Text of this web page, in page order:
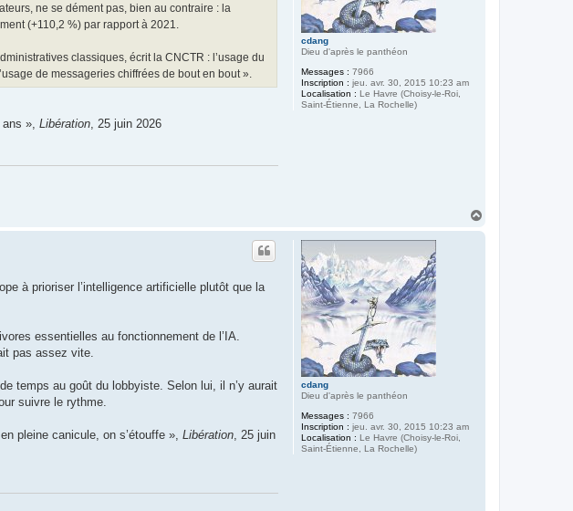
cdang
Dieu d'après le panthéon
Messages : 7966
Inscription : jeu. avr. 30, 2015 10:23 am
Localisation : Le Havre (Choisy-le-Roi,
Saint-Étienne, La Rochelle)
ne se dément pas, bien au contraire : la
(+110,2 %) par rapport à 2021.
classiques, écrit la CNCTR : l’usage du
de messageries chiffrées de bout en bout ».
», Libération , 25 juin 2026
cdang
Dieu d'après le panthéon
Messages : 7966
Inscription : jeu. avr. 30, 2015 10:23 am
Localisation : Le Havre (Choisy-le-Roi,
Saint-Étienne, La Rochelle)
à prioriser l’intelligence artificielle plutôt que la
essentielles au fonctionnement de l’IA.
pas assez vite.
temps au goût du lobbyiste. Selon lui, il n’y aurait
suivre le rythme.
pleine canicule, on s’étouffe », Libération , 25 juin